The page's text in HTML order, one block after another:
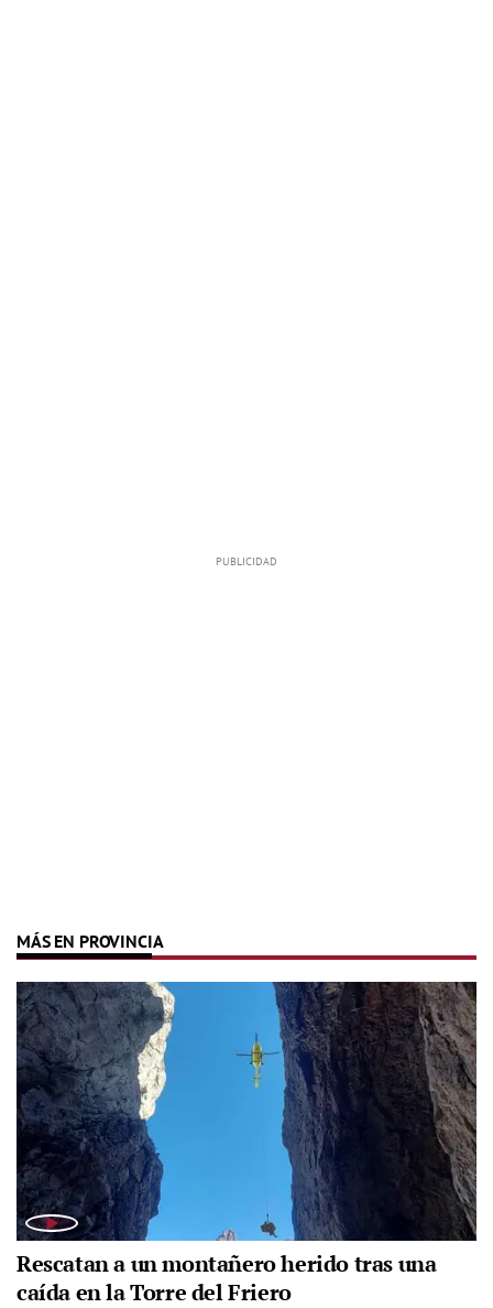
MÁS EN PROVINCIA
Rescatan a un montañero herido tras una
caída en la Torre del Friero